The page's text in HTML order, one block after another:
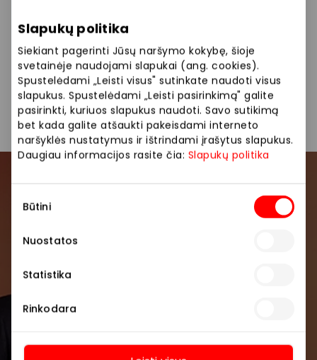
Slapukų politika
Siekiant pagerinti Jūsų naršymo kokybę, šioje
svetainėje naudojami slapukai (ang. cookies).
Spustelėdami „Leisti visus" sutinkate naudoti visus
slapukus. Spustelėdami „Leisti pasirinkimą" galite
pasirinkti, kuriuos slapukus naudoti. Savo sutikimą
bet kada galite atšaukti pakeisdami interneto
naršyklės nustatymus ir ištrindami įrašytus slapukus.
Daugiau informacijos rasite čia: Slapukų politika
pasirinkimas
Būtini
Nuostatos
Statistika
Rinkodara
-20 % visoms nenukainotoms prekėms!
Nuolaida taikoma tik XS Klubo nariams!
„XS Žaislai“ – kartu linksmiau!
Prisijunkite prie mūsų
Pirmieji sužinokite apie geriausius pasiūlymus,